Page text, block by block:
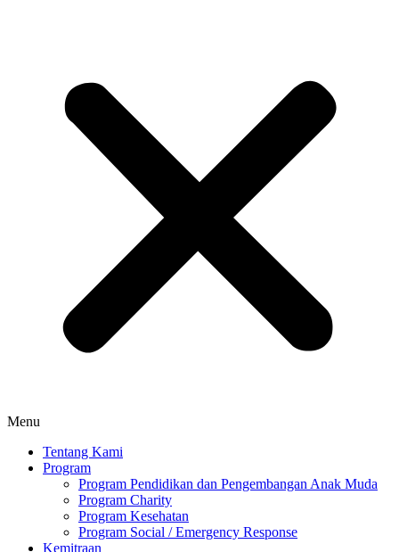
Menu
Tentang Kami
Program
Program Pendidikan dan Pengembangan Anak Muda
Program Charity
Program Kesehatan
Program Social / Emergency Response
Kemitraan